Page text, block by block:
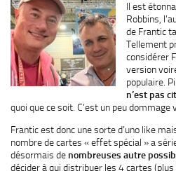
Il est
Robbins,
de Frantic
Tellement
considérer
version
populaire.
n’est pas
quoi que ce soit. C’est un peu dommage
Frantic est donc une sorte d’uno like
nombre de cartes « effet spécial » a
désormais de nombreuses autre
décider à qui distribuer les 4 cartes